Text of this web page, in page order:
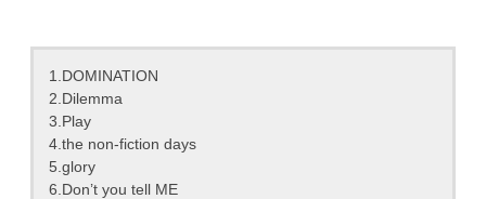
1.DOMINATION
2.Dilemma
3.Play
4.the non-fiction days
5.glory
6.Don’t you tell ME